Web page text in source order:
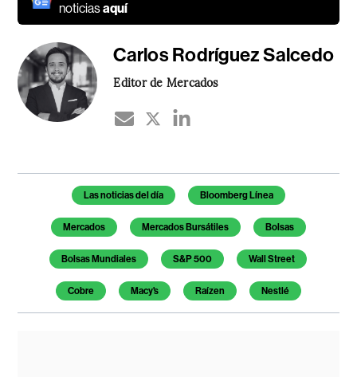
noticiasaquí
Carlos Rodríguez Salcedo
Editor de Mercados
Temas de este artículo
Las noticias del día Bloomberg Línea
Mercados Mercados Bursátiles Bolsas
Bolsas Mundiales S&P 500 Wall Street
Cobre Macy's Raízen Nestlé